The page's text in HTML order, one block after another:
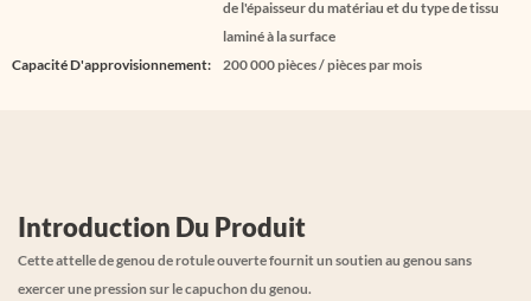
de l'épaisseur du matériau et du type de tissu
laminé à la surface
Capacité D'approvisionnement:
200 000 pièces / pièces par mois
Introduction Du Produit
Cette attelle de genou de rotule ouverte fournit un soutien au genou sans
exercer une pression sur le capuchon du genou.